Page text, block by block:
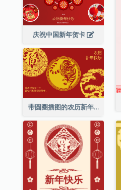
庆祝中国新年贺卡
带圆圈插图的农历新年快乐贺卡